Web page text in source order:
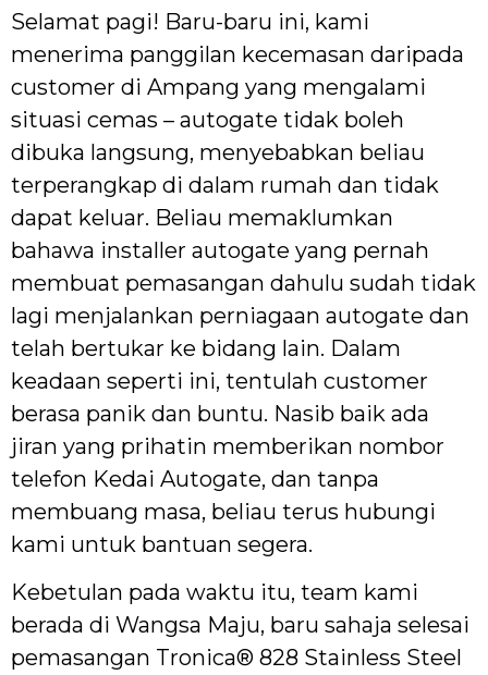
Selamat pagi! Baru-baru ini, kami
menerima panggilan kecemasan daripada
customer di Ampang yang mengalami
situasi cemas – autogate tidak boleh
dibuka langsung, menyebabkan beliau
terperangkap di dalam rumah dan tidak
dapat keluar. Beliau memaklumkan
bahawa installer autogate yang pernah
membuat pemasangan dahulu sudah tidak
lagi menjalankan perniagaan autogate dan
telah bertukar ke bidang lain. Dalam
keadaan seperti ini, tentulah customer
berasa panik dan buntu. Nasib baik ada
jiran yang prihatin memberikan nombor
telefon Kedai Autogate, dan tanpa
membuang masa, beliau terus hubungi
kami untuk bantuan segera.
Kebetulan pada waktu itu, team kami
berada di Wangsa Maju, baru sahaja selesai
pemasangan Tronica® 828 Stainless Steel